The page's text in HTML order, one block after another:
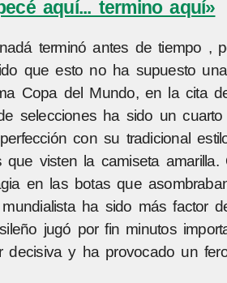
aquí... termino aquí»
terminó antes de tiempo ,
que esto no ha supuesto
Copa del Mundo, en la cita
selecciones ha sido un
con su tradicional
visten la camiseta amarilla.
en las botas que
ha sido más factor
jugó por fin minutos
decisiva y ha provocado un